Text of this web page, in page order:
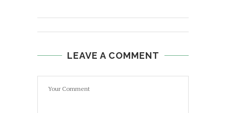
LEAVE A COMMENT